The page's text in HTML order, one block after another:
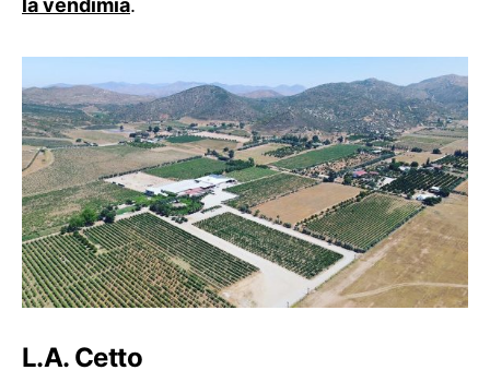
la vendimia.
L.A. Cetto